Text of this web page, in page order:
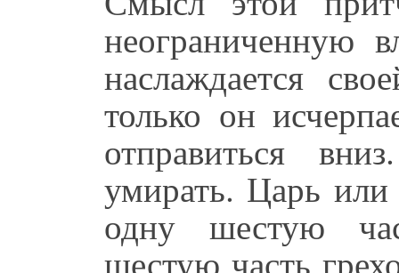
неограниченную
наслаждается
только он
отправиться
умирать. Царь
одну шестую
шестую часть